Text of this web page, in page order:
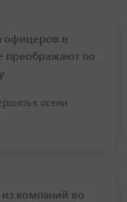
офицеров в
преображают по
к осени
из компаний во